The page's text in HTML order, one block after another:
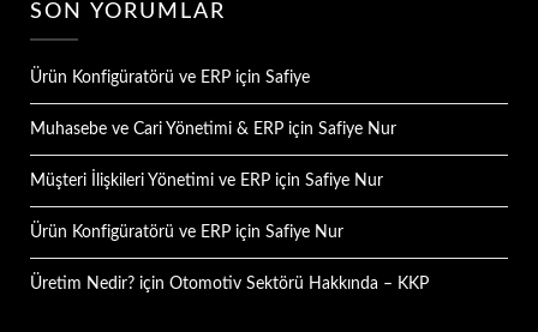
SON YORUMLAR
Ürün Konfigüratörü ve ERP için Safiye
Muhasebe ve Cari Yönetimi & ERP için Safiye Nur
Müşteri İlişkileri Yönetimi ve ERP için Safiye Nur
Ürün Konfigüratörü ve ERP için Safiye Nur
Üretim Nedir? için Otomotiv Sektörü Hakkında – KKP